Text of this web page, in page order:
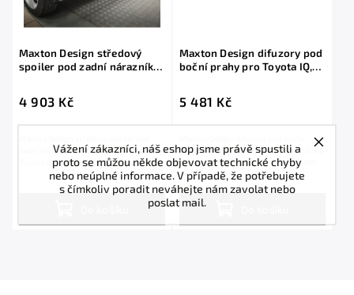
Vážení zákazníci, náš eshop jsme právě spustili a
proto se můžou někde objevovat technické chyby
nebo neúplné informace. V případě, že potřebujete
s čímkoliv poradit neváhejte nám zavolat nebo
poslat mail.
Maxton Design středový
spoiler pod zadní nárazník s
4 903 Kč
zadní nárazník s žebrováním pro vozidlo
Toyota IQ . Povrchová úprava spoileru...
Maxton Design difuzory pod
boční prahy pro Toyota IQ,
5 481 Kč
prahy pro vozidlo Toyota IQ . Povrchová
úprava spoileru černý lesklý plast ABS.